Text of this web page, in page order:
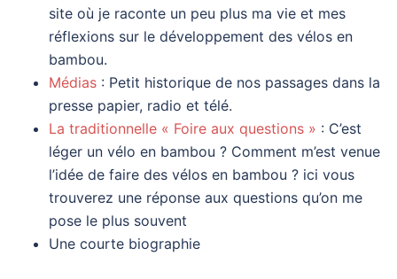
site où je raconte un peu plus ma vie et mes
réflexions sur le développement des vélos en
bambou.
Médias : Petit historique de nos passages dans la
presse papier, radio et télé.
La traditionnelle « Foire aux questions » : C’est
léger un vélo en bambou ? Comment m’est venue
l’idée de faire des vélos en bambou ? ici vous
trouverez une réponse aux questions qu’on me
pose le plus souvent
Une courte biographie